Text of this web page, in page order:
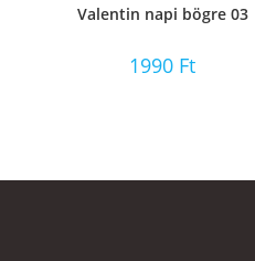
Valentin napi bögre 03
1990 Ft